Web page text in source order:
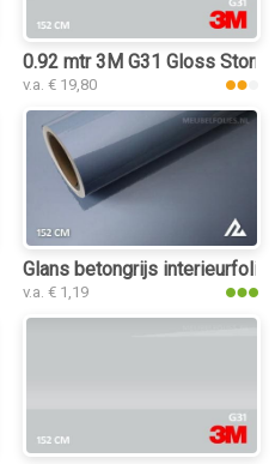
0.92 mtr 3M G31 Gloss Storm
v.a. € 19,80
Silver interieurfolie
Glans betongrijs interieurfolie
v.a. € 1,19